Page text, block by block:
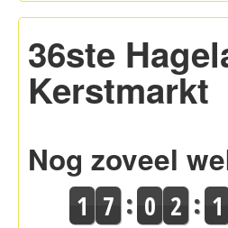
Lid worden!
Privacy
36ste
Kerstmarkt
Nog zoveel
1 7 0 2 1